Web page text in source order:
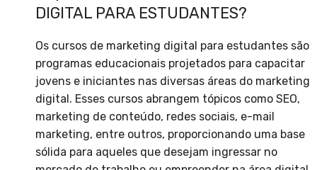
DIGITAL PARA ESTUDANTES?
Os cursos de marketing digital para estudantes são
programas educacionais projetados para capacitar
jovens e iniciantes nas diversas áreas do marketing
digital. Esses cursos abrangem tópicos como SEO,
marketing de conteúdo, redes sociais, e-mail
marketing, entre outros, proporcionando uma base
sólida para aqueles que desejam ingressar no